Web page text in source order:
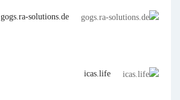
gogs.ra-solutions.de
icas.life